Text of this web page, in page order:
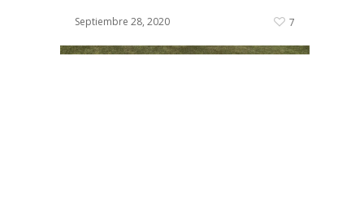
Septiembre 28, 2020 7